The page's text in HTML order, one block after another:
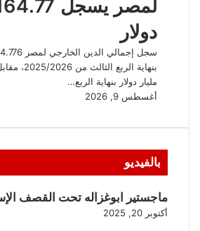
بالفيديو
ماجستير ابوغزاله تحت القصف
أكتوبر 20, 2025